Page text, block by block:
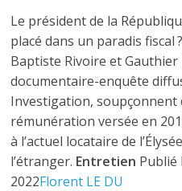
Le président de la
placé dans un paradis fiscal
Baptiste Rivoire et
documentaire-enquête
Investigation, soupçonnent
rémunération versée en
à l’actuel locataire de
l’étranger. Entretien Publié
2022Florent LE DU